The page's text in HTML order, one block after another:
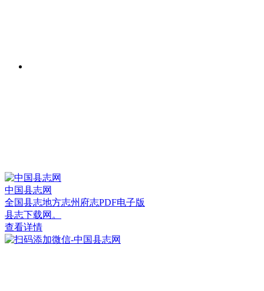
中国县志网
全国县志地方志州府志PDF电子版
县志下载网。
查看详情